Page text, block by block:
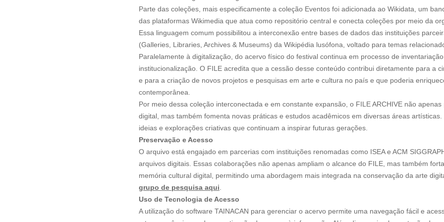
Parte das coleções, mais especificamente a coleção Eventos foi adicionada ao Wikidata, um
das plataformas Wikimedia que atua como repositório central e conecta coleções por meio da
Essa linguagem comum possibilitou a interconexão entre bases de dados das instituições
(Galleries, Libraries, Archives & Museums) da Wikipédia lusófona, voltado para temas
Paralelamente à digitalização, do acervo físico do festival continua em processo de
institucionalização. O FILE acredita que a cessão desse conteúdo contribui diretamente para a
e para a criação de novos projetos e pesquisas em arte e cultura no país e que poderia
contemporânea.
Por meio dessa coleção interconectada e em constante expansão, o FILE ARCHIVE não
digital, mas também fomenta novas práticas e estudos acadêmicos em diversas áreas
ideias e explorações criativas que continuam a inspirar futuras gerações.
Preservação e Acesso
O arquivo está engajado em parcerias com instituições renomadas como ISEA e ACM
arquivos digitais. Essas colaborações não apenas ampliam o alcance do FILE, mas também
memória cultural digital, permitindo uma abordagem mais integrada na conservação da arte
grupo de pesquisa aqui
Uso de Tecnologia de Acesso
A utilização do software TAINACAN para gerenciar o acervo permite uma navegação fácil e